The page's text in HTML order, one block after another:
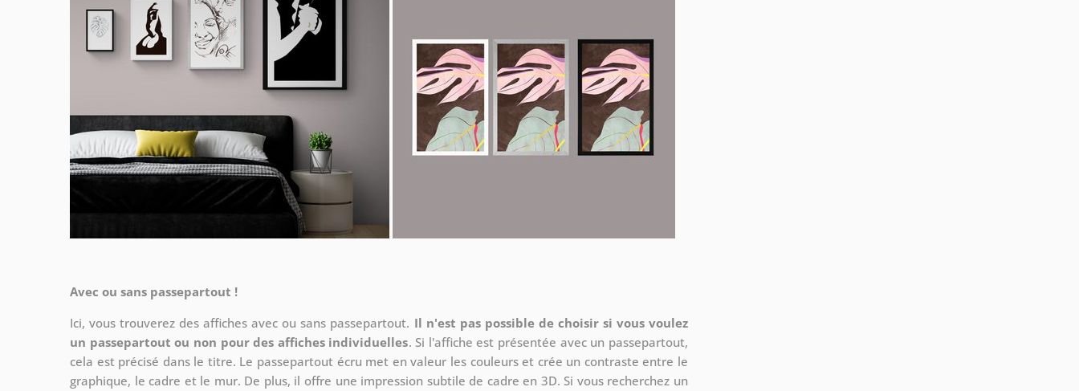
Avec ou sans passepartout !
Ici, vous trouverez des affiches avec ou sans passepartout. Il n'est pas possible de choisir si vous voulez
un passepartout ou non pour des affiches individuelles. Si l'affiche est présentée avec un passepartout,
cela est précisé dans le titre. Le passepartout écru met en valeur les couleurs et crée un contraste entre le
graphique, le cadre et le mur. De plus, il offre une impression subtile de cadre en 3D. Si vous recherchez un